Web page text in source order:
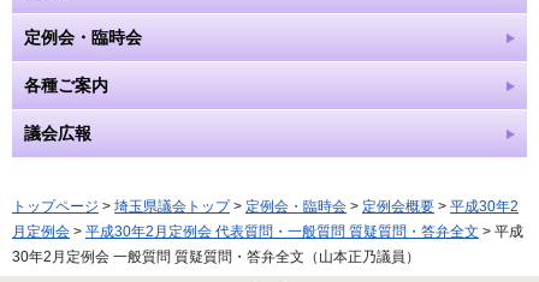
定例会・臨時会
各種ご案内
議会広報
トップページ > 埼玉県議会トップ> 定例会・臨時会 > 定例会概要 > 平成30年2
月定例会 > 平成30年2月定例会 代表質問・一般質問 質疑質問・答弁全文 > 平成
30年2月定例会 一般質問 質疑質問・答弁全文（山本正乃議員）